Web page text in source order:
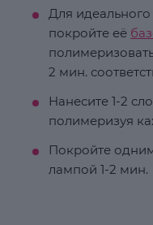
Для
покройте её
2 мин.
Нанесите 1-2
полимеризуя
Покройте
лампой 1-2 мин.